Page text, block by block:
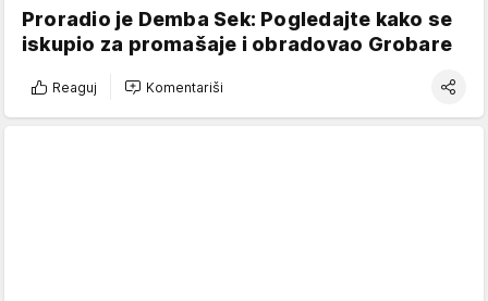
Proradio je Demba Sek: Pogledajte kako se
iskupio za promašaje i obradovao Grobare
Reaguj Komentariši